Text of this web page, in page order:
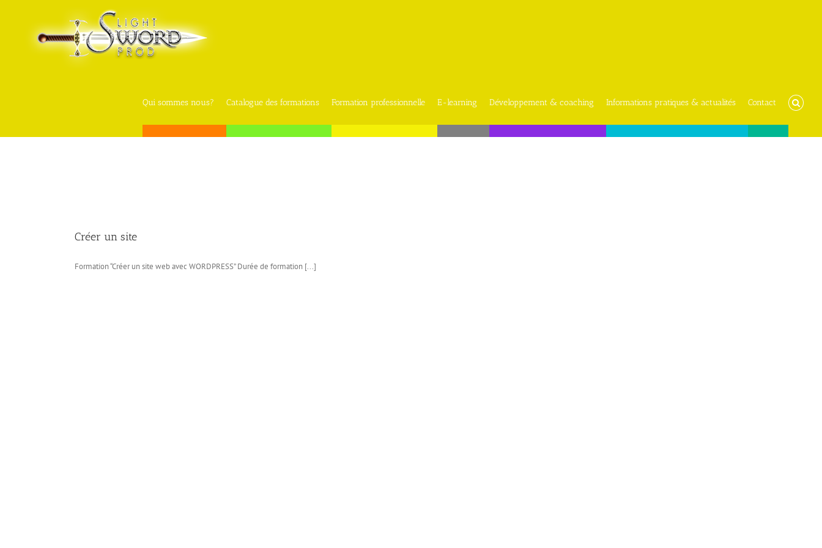
Qui sommes nous? Catalogue des formations Formation professionnelle E-learning Développement & coaching Informations pratiques & actualités Contact
Créer un site
Formation “Créer un site web avec WORDPRESS” Durée de formation [...]